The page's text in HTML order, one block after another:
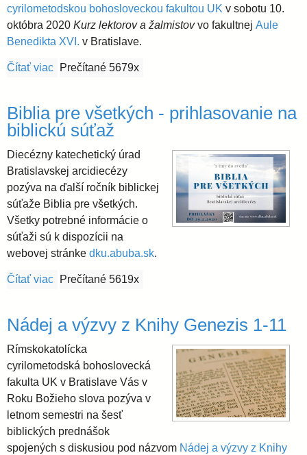
cyrilometodskou bohosloveckou fakultou UK v sobotu 10.
októbra 2020 Kurz lektorov a žalmistovvo fakultnej Aule
Benedikta XVI. v Bratislave.
Čítať viac o Kurz lektorov a žalmistov
Prečítané 5679x
Biblia pre všetkých - prihlasovanie na
biblickú súťaž
Diecézny katechetický úrad
Bratislavskej arcidiecézy
pozýva na ďalší ročník biblickej
súťaže Biblia pre všetkých.
Všetky potrebné informácie o
súťaži sú k dispozícii na
webovej stránke dku.abuba.sk.
Čítať viac o Biblia pre všetkých - prihlasovanie na biblickú
Prečítané 5619x
Nádej a výzvy z Knihy Genezis 1-11
Rímskokatolícka
cyrilometodská bohoslovecká
fakulta UK v Bratislave Vás v
Roku Božieho slova pozýva v
letnom semestri na šesť
biblických prednášok
spojených s diskusiou pod názvom Nádej a výzvy z Knihy